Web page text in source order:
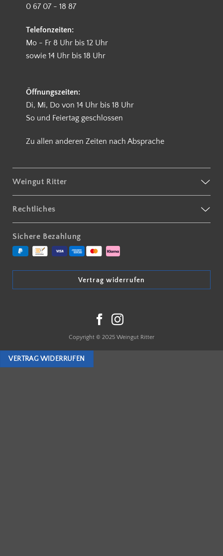
0 67 07 - 18 87
Telefonzeiten:
Mo - Fr 8 Uhr bis 12 Uhr
sowie 14 Uhr bis 18 Uhr
Öffnungszeiten:
Di, Mi, Do von 14 Uhr bis 18 Uhr
So und Feiertag geschlossen
Zu allen anderen Zeiten nach Absprache
Weingut Ritter
Rechtliches
Sichere Bezahlung
Vertrag widerrufen
Copyright © 2025 Weingut Ritter
VERTRAG WIDERRUFEN